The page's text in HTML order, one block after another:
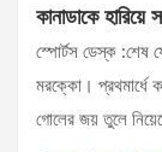
কানাডাকে
স্পোর্টস ডেস্ক :শেষ
মরক্কো। প্রথমার্ধে
গোলের জয় তুলে